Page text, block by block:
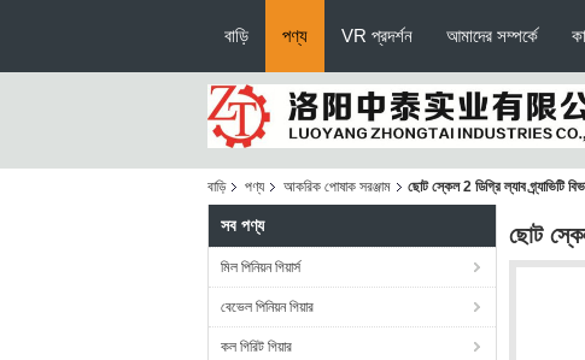
বাড়ি পণ্য VR প্রদর্শন আমাদের সম্পর্কে
বাড়ি পণ্য আকরিক পোষাক সরঞ্জাম ছোট স্কেল 2 ডিগ্রি ল্যাব গ্র্যাভিটি
সব পণ্য
মিল পিনিয়ন গিয়ার্স
বেভেল পিনিয়ন গিয়ার
কল গিরিট গিয়ার
ছোট